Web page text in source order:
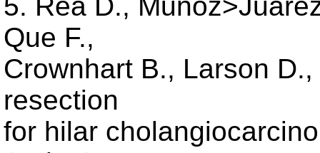
5. Rea D.,
Que F.,
Crownhart B., Larson
resection
for hilar